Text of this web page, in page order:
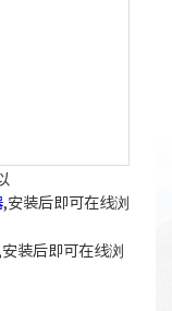
,安装后即可在线浏
装后即可在线浏